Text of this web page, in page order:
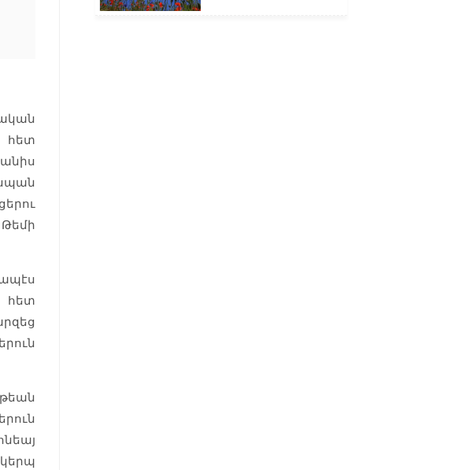
հետ
հետ